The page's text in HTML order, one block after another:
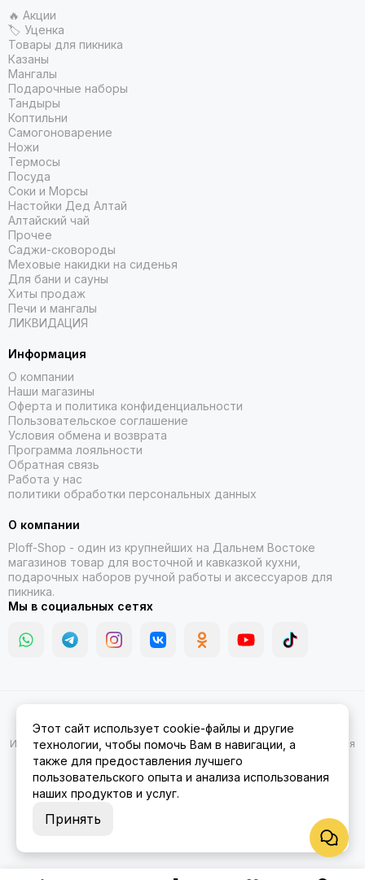
🔥 Акции
🏷 Уценка
Товары для пикника
Казаны
Мангалы
Подарочные наборы
Тандыры
Коптильни
Самогоноварение
Ножи
Термосы
Посуда
Соки и Морсы
Настойки Дед Алтай
Алтайский чай
Прочее
Саджи-сковороды
Меховые накидки на сиденья
Для бани и сауны
Хиты продаж
Печи и мангалы
ЛИКВИДАЦИЯ
Информация
О компании
Наши магазины
Оферта и политика конфиденциальности
Пользовательское соглашение
Условия обмена и возврата
Программа лояльности
Обратная связь
Работа у нас
политики обработки персональных данных
О компании
Ploff-Shop - один из крупнейших на Дальнем Востоке
магазинов товар для восточной и кавказкой кухни,
подарочных наборов ручной работы и аксессуаров для
пикника.
Мы в социальных сетях
Амуре.Карта сайта
Информация на сайте носит ознакомительный характер и не является
публичной офертой.
Этот сайт использует cookie-файлы и другие
технологии, чтобы помочь Вам в навигации, а
также для предоставления лучшего
пользовательского опыта и анализа использования
наших продуктов и услуг.
Принять